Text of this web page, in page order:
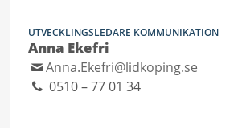
UTVECKLINGSLEDARE KOMMUNIKATION
Anna Ekefri
Anna.Ekefri@lidkoping.se
0510 – 77 01 34